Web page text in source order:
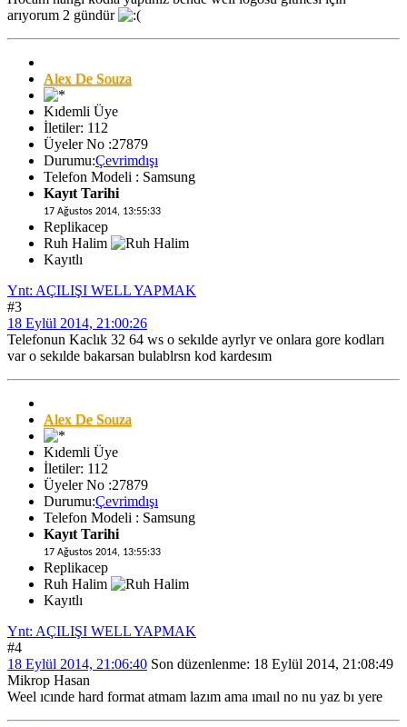
arıyorum 2 gündür
Alex De Souza
Kıdemli Üye
İletiler: 112
Üyeler No :27879
Durumu:Çevrimdışı
Telefon Modeli : Samsung
Kayıt Tarihi
17 Ağustos 2014, 13:55:33
Replikacep
Ruh Halim
Kayıtlı
Ynt: AÇILIŞI WELL YAPMAK
#3
18 Eylül 2014, 21:00:26
Telefonun Kaclık 32 64 ws o sekılde ayrlyr ve onlara gore kodları
var o sekılde bakarsan bulablrsn kod kardesım
Alex De Souza
Kıdemli Üye
İletiler: 112
Üyeler No :27879
Durumu:Çevrimdışı
Telefon Modeli : Samsung
Kayıt Tarihi
17 Ağustos 2014, 13:55:33
Replikacep
Ruh Halim
Kayıtlı
Ynt: AÇILIŞI WELL YAPMAK
#4
18 Eylül 2014, 21:06:40 Son düzenlenme: 18 Eylül 2014, 21:08:49
Mikrop Hasan
Weel ıcınde hard format atmam lazım ama ımaıl no nu yaz bı yere